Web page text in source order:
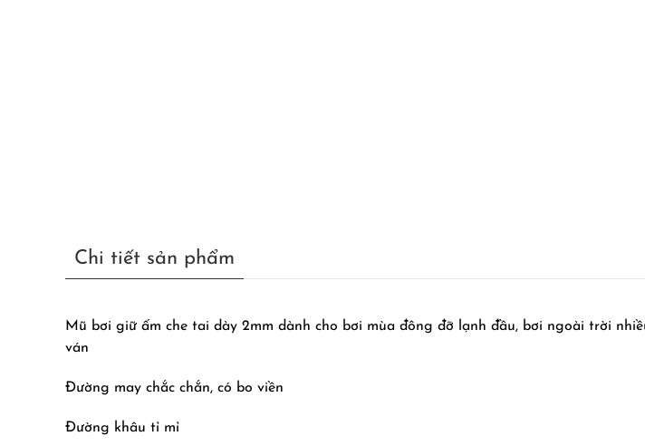
Chi tiết sản phẩm
Mũ bơi giữ ấm che tai dày 2mm dành cho bơi mùa đông đỡ lạnh đầu, bơi ngoài trời
ván
Đường may chắc chắn, có bo viền
Đường khâu tỉ mỉ